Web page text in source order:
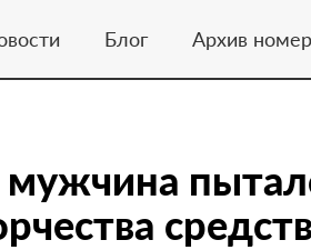
Блог Архив